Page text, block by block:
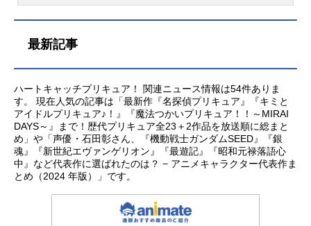
最新記事
ハートキャッチプリキュア！ 関連ニュース情報は54件ありま
す。 現在人気の記事は「最新作『名探偵プリキュア』『キミと
アイドルプリキュア♪！』『魔法つかいプリキュア！！～MIRAI
DAYS～』まで！歴代プリキュア全23＋2作品を放送順に総まと
め」や「声優・石田彰さん、『機動戦士ガンダムSEED』『銀
魂』『新世紀エヴァンゲリオン』『最遊記』『昭和元禄落語心
中』など代表作に選ばれたのは？ − アニメキャラクター代表作ま
とめ（2024 年版）」です。